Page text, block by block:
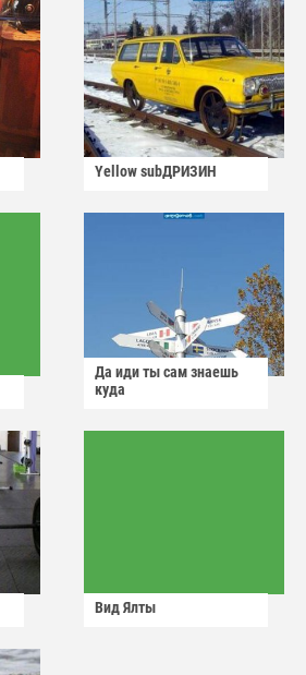
Yellow subДРИЗИН
Да иди ты сам знаешь
куда
Вид Ялты